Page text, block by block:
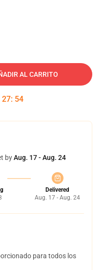
AL CARRITO
27: 54
byAug. 17 - Aug. 24
Delivered
Aug. 17 - Aug. 24
para todos los